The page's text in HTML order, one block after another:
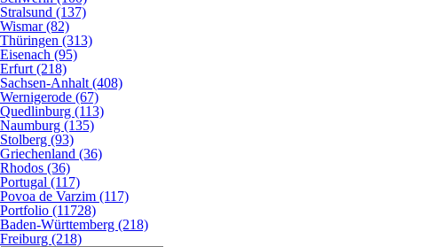
Stralsund (137)
Wismar (82)
Thüringen (313)
Eisenach (95)
Erfurt (218)
Sachsen-Anhalt (408)
Wernigerode (67)
Quedlinburg (113)
Naumburg (135)
Stolberg (93)
Griechenland (36)
Rhodos (36)
Portugal (117)
Povoa de Varzim (117)
Portfolio (11728)
Baden-Württemberg (218)
Freiburg (218)